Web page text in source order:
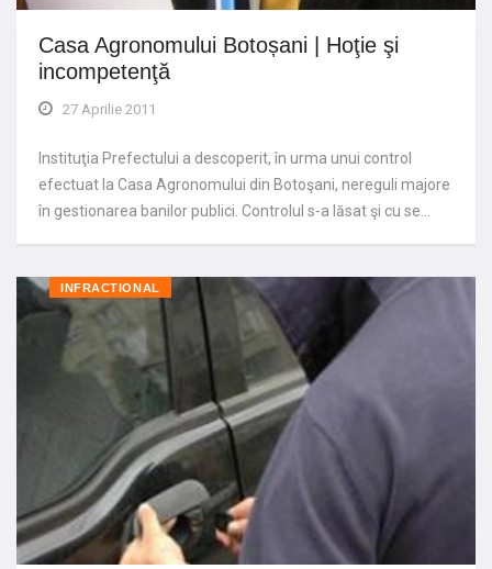
Casa Agronomului Botoșani | Hoţie şi
incompetenţă
27 Aprilie 2011
Instituţia Prefectului a descoperit, în urma unui control
efectuat la Casa Agronomului din Botoşani, nereguli majore
în gestionarea banilor publici. Controlul s-a lăsat şi cu se…
INFRACTIONAL